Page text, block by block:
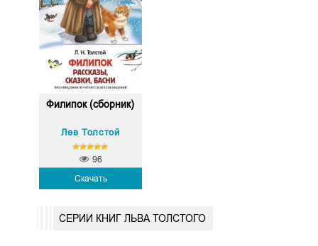
Филипок (сборник)
Лев Толстой
Скачать
96
СЕРИИ КНИГ ЛЬВА ТОЛСТОГО